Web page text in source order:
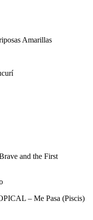
Amarillas
and the First
– Me Pasa (Piscis)